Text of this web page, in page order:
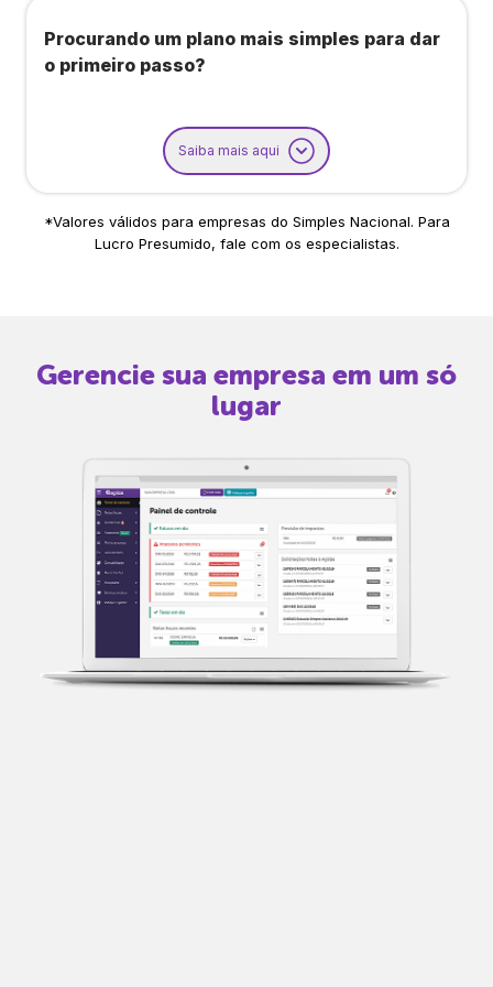
Procurando um plano mais simples para dar
o primeiro passo?
Saiba mais aqui
*Valores válidos para empresas do Simples Nacional. Para
Lucro Presumido, fale com os especialistas.
Gerencie sua empresa em um só
lugar